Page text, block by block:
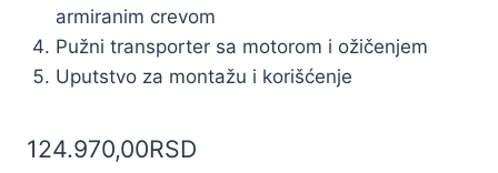
armiranim crevom
Pužni transporter sa motorom i ožičenjem
Uputstvo za montažu i korišćenje
124.970,00RSD